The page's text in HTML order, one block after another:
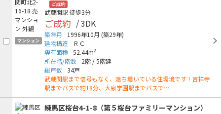
マンション
ご成約
武蔵関駅 徒歩3分
ご成約 / 3DK
築年月 1996年10月 (築29年)
建物構造
ＲＣ
専有面積
52.44m2
所在階/階数 2階 /5階建
総戸数 34戸
武蔵関駅まで信号もなく、落ち着いている住環境です！吉祥寺
駅までバスで約18分、大泉学園駅までバスで…
練馬区桜台4-1-8（第５桜台ファミリーマンション）